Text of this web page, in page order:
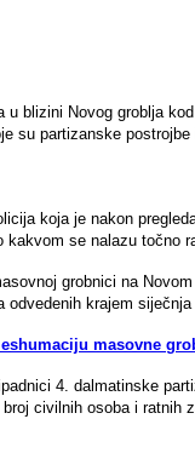
u blizini Novog groblja
su partizanske
koja je nakon
se nalazu točno
grobnici na
krajem
masovne
4. dalmatinske
civilnih osoba i ratnih